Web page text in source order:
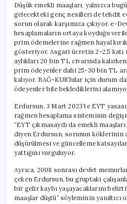
Düşük emekli maaşları, yalnızca
gelecekteki genç nesilleri de tehdit
sorun olarak karşımıza çıkıyor. e-
hesaplamaların ortaya koyduğu
prim ödemelerine rağmen hayal
gösteriyor. Asgari ücretin 2-2,5 katı
aylıkları 20 bin TL civarında
prim ödeyenler dahi 25-30 bin TL
kalıyor. BAĞ-KUR’lular için durum
ödeyenler bile beklediklerini
Erdursun, 3 Mart 2023’te EYT
rağmen hesaplama sisteminin
“EYT çıkmasaydı da emekli
diyen Erdursun, sorunun köklerinin
düşürülmesi ve güncelleme
yattığını vurguluyor.
Ayrıca, 2008 sonrası devlet
çeken Erdursun, bu gruptaki
bir gelir kaybı yaşayacaklarını
maaşlar düştü” söyleminin yanıltıcı